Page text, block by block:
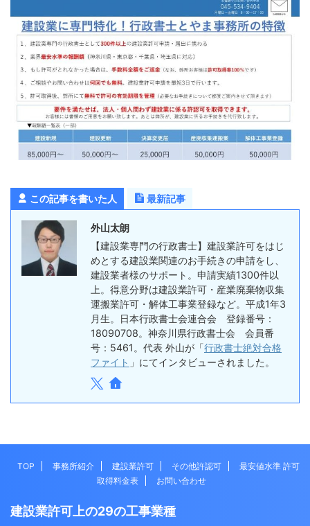
この記事を書いた人 最新記事
外山太朗
【建設業専門の行政書士】建設業許可をはじ
めとする建設業関連のお手続きの申請をし、
建設業者様のサポート。申請実績1300件以
上。得意分野は建設業許可・産業廃棄物収集
運搬業許可・解体工事業登録など。平成1年3
月生。日本行政書士会連合会 登録番号：
18090708。神奈川県行政書士会 会員番
号：5461。代表 外山が「行政書士絶対合格
ファイト 」にてインタビューされました。
TOP 事務所紹介 建設業許可 その他許認可
最安値水準 許可
取得料金表
お問い合わせ
建設業許可上の29の工事業種